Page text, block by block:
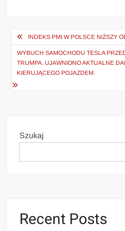
Nawigacja
wpisu
INDEKS PMI W POLSCE NIŻSZY
WYBUCH SAMOCHODU TESLA
TRUMPA. UJAWNIONO AKTUALNE
KIERUJĄCEGO POJAZDEM.
Szukaj
Recent Posts